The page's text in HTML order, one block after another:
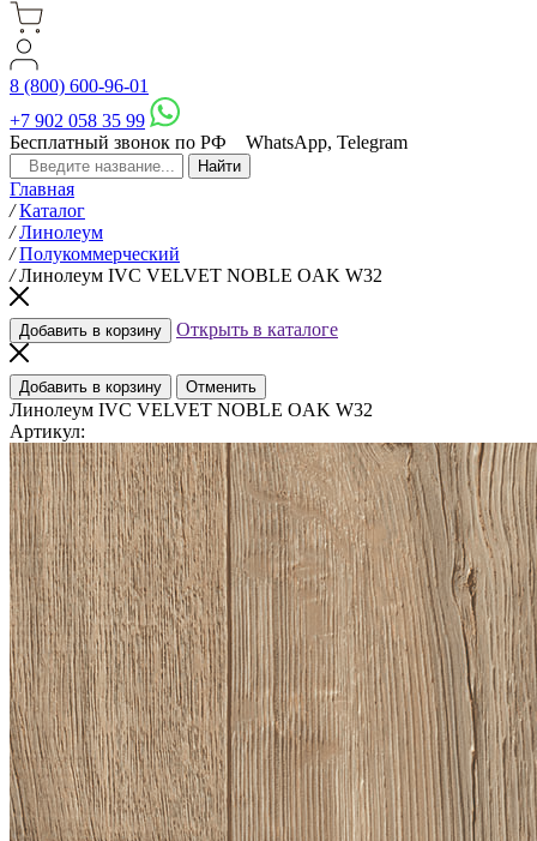
8 (800) 600-96-01
+7 902 058 35 99
Бесплатный звонок по РФ
WhatsApp, Telegram
Главная
/ Каталог
/ Линолеум
/ Полукоммерческий
/ Линолеум IVC VELVET NOBLE OAK W32
Добавить в корзину Открыть в каталоге
Добавить в корзину Отменить
Линолеум IVC VELVET NOBLE OAK W32
Артикул: